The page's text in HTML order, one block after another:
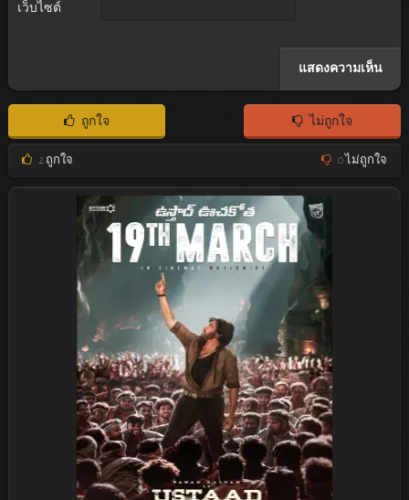
เว็บไซต์
ถูกใจ ไม่ถูกใจ
2 ถูกใจ 0ไม่ถูกใจ